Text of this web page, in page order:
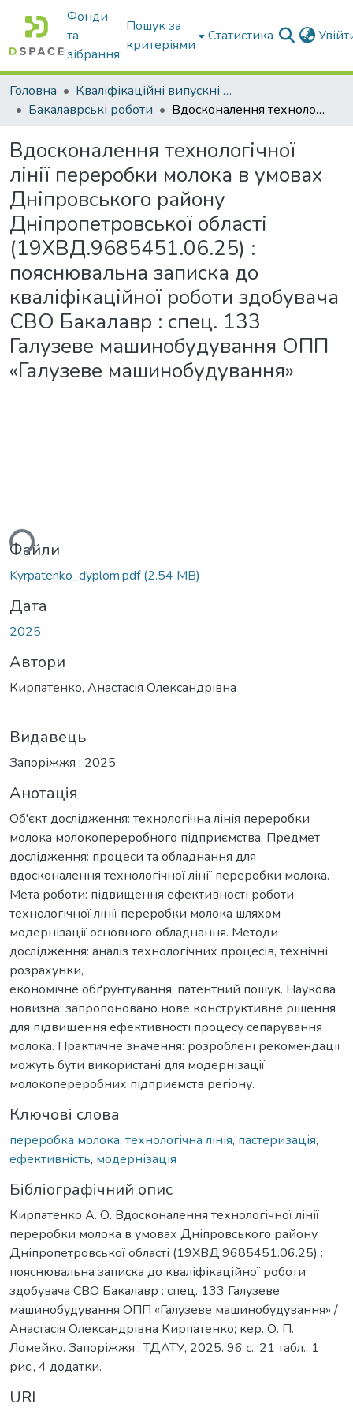
Фонди
та
зібрання
Пошук за
критеріями
Статистика
Головна
Кваліфікаційні випускні роботи бакалаврів і магістрів
Бакалаврські роботи
Вдосконалення технологічної лінії переробки молока в умовах Дніпровського району Дніпропетровської області (19ХВД.9685451.06.25) : пояснювальна записка до кваліфікаційної роботи здобувача СВО Бакалавр : спец. 133 Галузеве машинобудування ОПП «Галузеве машинобудування»
Вдосконалення технологічної
лінії переробки молока в умовах
Дніпровського району
Дніпропетровської області
(19ХВД.9685451.06.25) :
пояснювальна записка до
кваліфікаційної роботи здобувача
СВО Бакалавр : спец. 133
Галузеве машинобудування ОПП
«Галузеве машинобудування»
Файли
Kyrpatenko_dyplom.pdf(2.54 MB)
Дата
2025
Автори
Кирпатенко, Анастасія Олександрівна
Видавець
Запоріжжя : 2025
Анотація
Об'єкт дослідження: технологічна лінія переробки
молока молокопереробного підприємства. Предмет
дослідження: процеси та обладнання для
вдосконалення технологічної лінії переробки молока.
Мета роботи: підвищення ефективності роботи
технологічної лінії переробки молока шляхом
модернізації основного обладнання. Методи
дослідження: аналіз технологічних процесів, технічні
розрахунки,
економічне обґрунтування, патентний пошук. Наукова
новизна: запропоновано нове конструктивне рішення
для підвищення ефективності процесу сепарування
молока. Практичне значення: розроблені рекомендації
можуть бути використані для модернізації
молокопереробних підприємств регіону.
Ключові слова
переробка молока, технологічна лінія, пастеризація,
ефективність, модернізація
Бібліографічний опис
Кирпатенко А. О. Вдосконалення технологічної лінії
переробки молока в умовах Дніпровського району
Дніпропетровської області (19ХВД.9685451.06.25) :
пояснювальна записка до кваліфікаційної роботи
здобувача СВО Бакалавр : спец. 133 Галузеве
машинобудування ОПП «Галузеве машинобудування» /
Анастасія Олександрівна Кирпатенко; кер. О. П.
Ломейко. Запоріжжя : ТДАТУ, 2025. 96 с., 21 табл., 1
рис., 4 додатки.
URI